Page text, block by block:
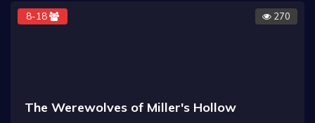
8-18 270
The Werewolves of Miller's Hollow